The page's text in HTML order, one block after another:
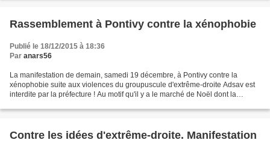
Rassemblement à Pontivy contre la xénophobie
Publié le 18/12/2015 à 18:36
Par anars56
La manifestation de demain, samedi 19 décembre, à Pontivy contre la
xénophobie suite aux violences du groupuscule d'extrême-droite Adsav est
interdite par la préfecture ! Au motif qu'il y a le marché de Noël dont la
Contre les idées d'extrême-droite. Manifestation